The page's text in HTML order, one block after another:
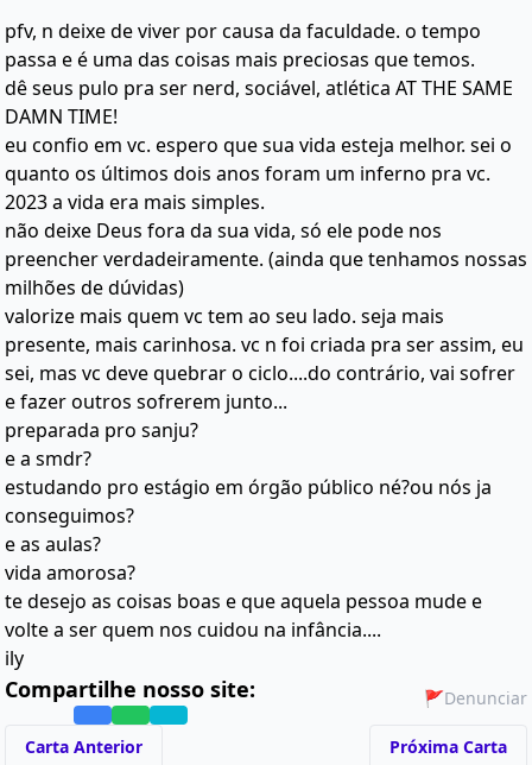
pfv, n deixe de viver por causa da faculdade. o tempo
passa e é uma das coisas mais preciosas que temos.
dê seus pulo pra ser nerd, sociável, atlética AT THE SAME
DAMN TIME!
eu confio em vc. espero que sua vida esteja melhor. sei o
quanto os últimos dois anos foram um inferno pra vc.
2023 a vida era mais simples.
não deixe Deus fora da sua vida, só ele pode nos
preencher verdadeiramente. (ainda que tenhamos nossas
milhões de dúvidas)
valorize mais quem vc tem ao seu lado. seja mais
presente, mais carinhosa. vc n foi criada pra ser assim, eu
sei, mas vc deve quebrar o ciclo....do contrário, vai sofrer
e fazer outros sofrerem junto...
preparada pro sanju?
e a smdr?
estudando pro estágio em órgão público né?ou nós ja
conseguimos?
e as aulas?
vida amorosa?
te desejo as coisas boas e que aquela pessoa mude e
volte a ser quem nos cuidou na infância....
ily
Compartilhe nosso site: 🚩Denunciar
Carta Anterior Próxima Carta